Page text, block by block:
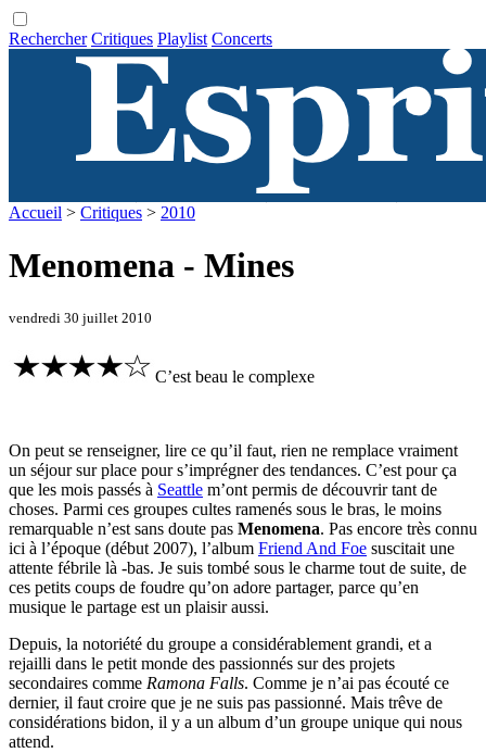
Rechercher Critiques Playlist Concerts
Accueil > Critiques > 2010
Menomena - Mines
vendredi 30 juillet 2010
C’est beau le complexe
On peut se renseigner, lire ce qu’il faut, rien ne remplace vraiment
un séjour sur place pour s’imprégner des tendances. C’est pour ça
que les mois passés à Seattle m’ont permis de découvrir tant de
choses. Parmi ces groupes cultes ramenés sous le bras, le moins
remarquable n’est sans doute pas Menomena. Pas encore très connu
ici à l’époque (début 2007), l’album Friend And Foe suscitait une
attente fébrile là -bas. Je suis tombé sous le charme tout de suite, de
ces petits coups de foudre qu’on adore partager, parce qu’en
musique le partage est un plaisir aussi.
Depuis, la notoriété du groupe a considérablement grandi, et a
rejailli dans le petit monde des passionnés sur des projets
secondaires comme Ramona Falls. Comme je n’ai pas écouté ce
dernier, il faut croire que je ne suis pas passionné. Mais trêve de
considérations bidon, il y a un album d’un groupe unique qui nous
attend.